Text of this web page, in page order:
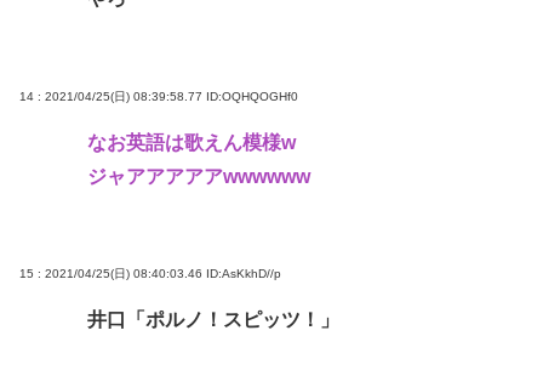
14 : 2021/04/25(日) 08:39:58.77 ID:OQHQOGHf0
なお英語は歌えん模様w
ジャアアアアアwwwwww
15 : 2021/04/25(日) 08:40:03.46 ID:AsKkhD//p
井口「ポルノ！スピッツ！」